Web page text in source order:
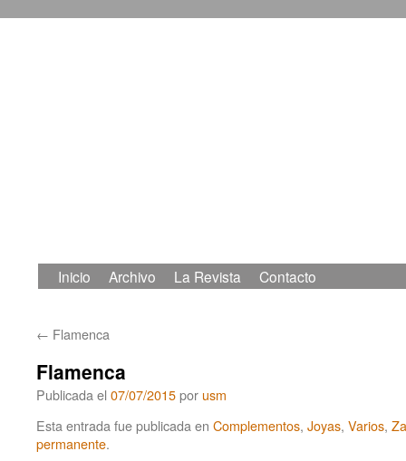
Saltar
Inicio Archivo La Revista Contacto
← Flamenca
Flamenca
Publicada el 07/07/2015por usm
Esta entrada fue publicada en Complementos, Joyas, Varios,
permanente.